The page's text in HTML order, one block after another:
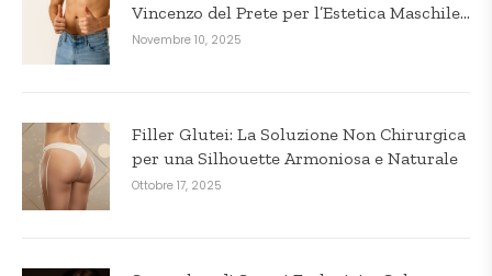
Vincenzo del Prete per l’Estetica Maschile
in Puglia
Novembre 10, 2025
Filler Glutei: La Soluzione Non Chirurgica
per una Silhouette Armoniosa e Naturale
Ottobre 17, 2025